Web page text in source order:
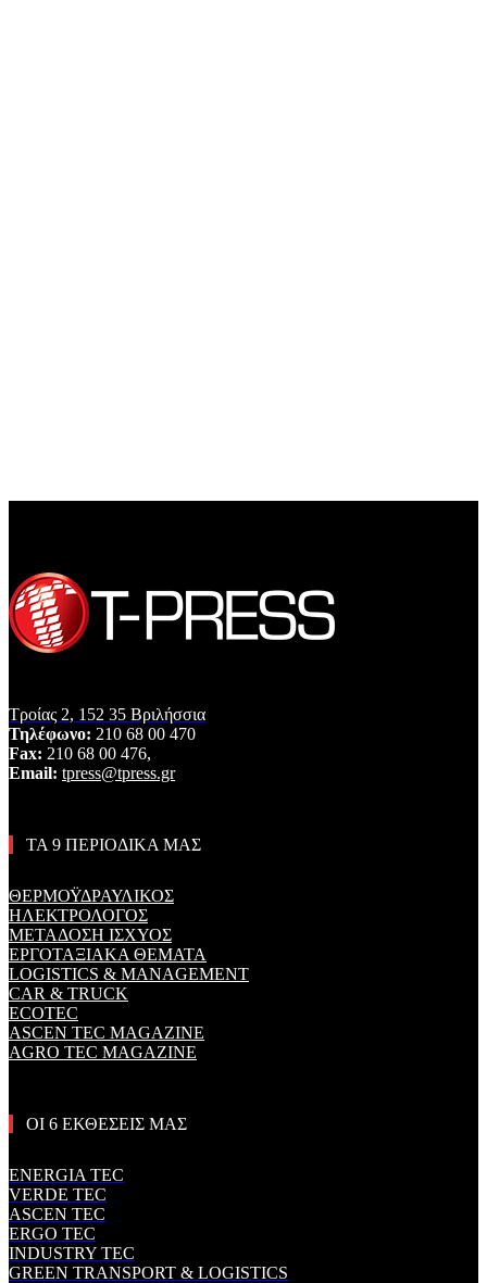
Τροίας 2, 152 35 Βριλήσσια
Τηλέφωνο: 210 68 00 470
Fax: 210 68 00 476,
Email: tpress@tpress.gr
ΤΑ 9 ΠΕΡΙΟΔΙΚΑ ΜΑΣ
ΘΕΡΜΟΫΔΡΑΥΛΙΚΟΣ
ΗΛΕΚΤΡΟΛΟΓΟΣ
ΜΕΤΑΔΟΣΗ ΙΣΧΥΟΣ
ΕΡΓΟΤΑΞΙΑΚΑ ΘΕΜΑΤΑ
LOGISTICS & MANAGEMENT
CAR & TRUCK
ECOTEC
ASCEN TEC MAGAZINE
AGRO TEC MAGAZINE
ΟΙ 6 ΕΚΘΕΣΕΙΣ ΜΑΣ
ENERGIA TEC
VERDE TEC
ASCEN TEC
ERGO TEC
INDUSTRY TEC
GREEN TRANSPORT & LOGISTICS